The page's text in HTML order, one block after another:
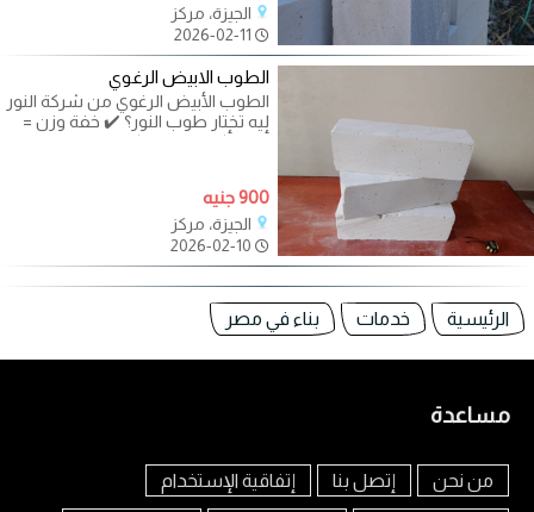
الجيزة، مركز
الطوب الابيض الرغوي
الطوب الأبيض الرغوي من شركة النور
ليه تختار طوب النور؟ ✔️ خفة وزن =
أمان أكتر على الهيكل ✔️ عزل
900 جنيه
الجيزة، مركز
الرئيسية خدمات بناء في مصر
مساعدة
من نحن إتصل بنا إتفاقية الإستخدام